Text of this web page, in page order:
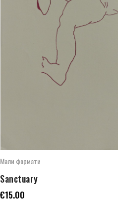
Мали формати
Sanctuary
€15.00